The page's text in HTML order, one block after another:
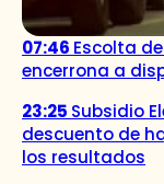
07:46 Escolta
encerrona a
23:25 Subsidio
descuento de
los resultados